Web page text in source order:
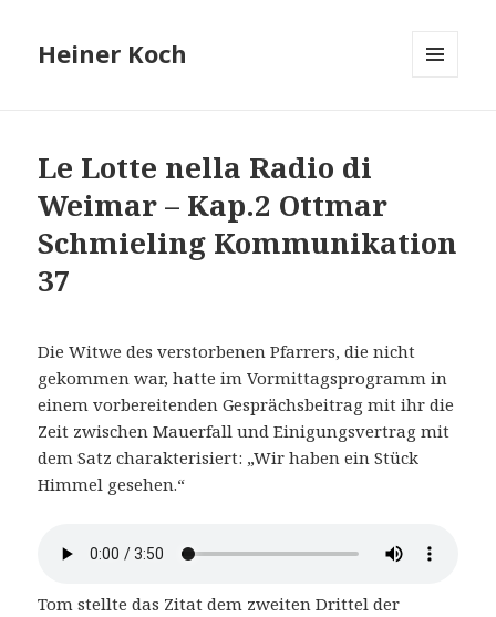
Heiner Koch
Le Lotte nella Radio di
Weimar – Kap.2 Ottmar
Schmieling Kommunikation
37
Die Witwe des verstorbenen Pfarrers, die nicht
gekommen war, hatte im Vormittagsprogramm in
einem vorbereitenden Gesprächsbeitrag mit ihr die
Zeit zwischen Mauerfall und Einigungsvertrag mit
dem Satz charakterisiert: „Wir haben ein Stück
Himmel gesehen.“
Tom stellte das Zitat dem zweiten Drittel der